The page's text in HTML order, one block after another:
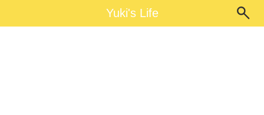
Yuki's LifeYuki's Life